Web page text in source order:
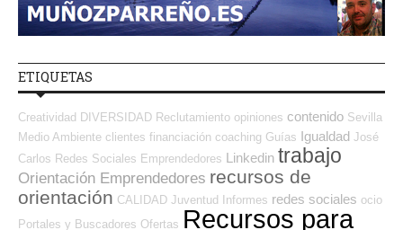
ETIQUETAS
Creatividad DIVERSIDAD Reclutamiento opiniones contenido Sevilla
Medio Ambiente clientes financiación coaching Guías Igualdad José
Carlos Redes Sociales Emprendedores Linkedin trabajo
Orientación Emprendedores recursos de
orientación CALIDAD Juventud Informes redes sociales ocio
Portales y Buscadores Ofertas Recursos para